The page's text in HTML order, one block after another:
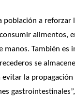
población a reforzar
alimentos,
manos. También es
se
la propagación